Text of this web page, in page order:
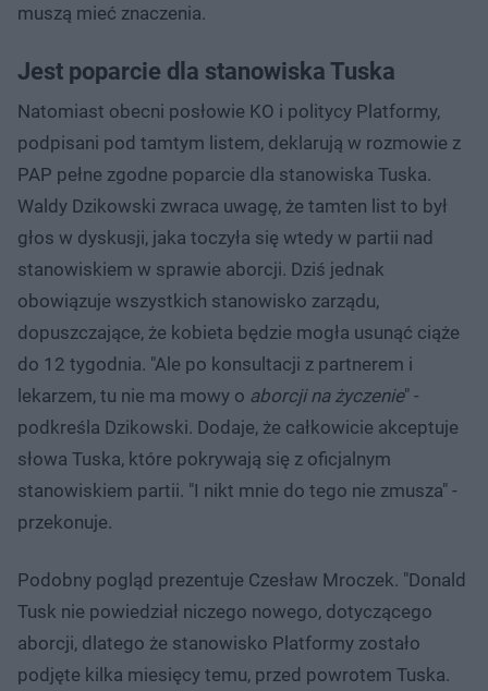
muszą mieć znaczenia.
Jest poparcie dla stanowiska Tuska
Natomiast obecni posłowie KO i politycy Platformy,
podpisani pod tamtym listem, deklarują w rozmowie z
PAP pełne zgodne poparcie dla stanowiska Tuska.
Waldy Dzikowski zwraca uwagę, że tamten list to był
głos w dyskusji, jaka toczyła się wtedy w partii nad
stanowiskiem w sprawie aborcji. Dziś jednak
obowiązuje wszystkich stanowisko zarządu,
dopuszczające, że kobieta będzie mogła usunąć ciąże
do 12 tygodnia. "Ale po konsultacji z partnerem i
lekarzem, tu nie ma mowy o aborcji na życzenie" -
podkreśla Dzikowski. Dodaje, że całkowicie akceptuje
słowa Tuska, które pokrywają się z oficjalnym
stanowiskiem partii. "I nikt mnie do tego nie zmusza" -
przekonuje.
Podobny pogląd prezentuje Czesław Mroczek. "Donald
Tusk nie powiedział niczego nowego, dotyczącego
aborcji, dlatego że stanowisko Platformy zostało
podjęte kilka miesięcy temu, przed powrotem Tuska.